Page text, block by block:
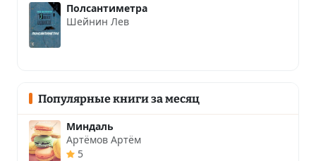
Полсантиметра
Шейнин Лев
Популярные книги за месяц
Миндаль
Артёмов Артём
5